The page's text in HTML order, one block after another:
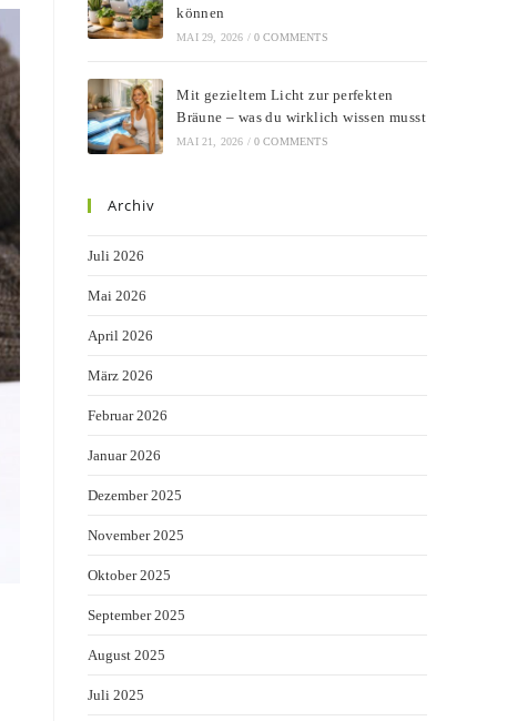
können
MAI 29, 2026 / 0 COMMENTS
Mit gezieltem Licht zur perfekten
Bräune – was du wirklich wissen musst
MAI 21, 2026 / 0 COMMENTS
Archiv
Juli 2026
Mai 2026
April 2026
März 2026
Februar 2026
Januar 2026
Dezember 2025
November 2025
Oktober 2025
September 2025
August 2025
Juli 2025